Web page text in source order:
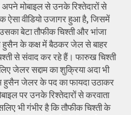
मोबाइल से उनके रिश्तेदारों से
ऐसा वीडियो उजागर हुआ है, जिसमें
बेटा तौफीक चिश्ती और भांजा
हुसैन के कक्ष में बैठकर जेल से बाहर
से संवाद कर रहे हैं। फारुख चिश्ती
जेलर सद्दाम का शुक्रिया अदा भी
हुसैन जेलर के पद का फायदा उठाकर
पर उनके रिश्तेदारों से करवाता
भी गंभीर है कि तौफीक चिश्ती के